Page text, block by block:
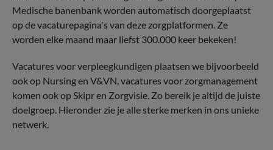
Medische banenbank worden automatisch doorgeplaatst
op de vacaturepagina's van deze zorgplatformen. Ze
worden elke maand maar liefst 300.000 keer bekeken!
Vacatures voor verpleegkundigen plaatsen we bijvoorbeeld
ook op Nursing en V&VN, vacatures voor zorgmanagement
komen ook op Skipr en Zorgvisie. Zo bereik je altijd de juiste
doelgroep. Hieronder zie je alle sterke merken in ons unieke
netwerk.